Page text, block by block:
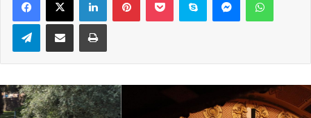
TelegramPartager par e-mail Imprimer